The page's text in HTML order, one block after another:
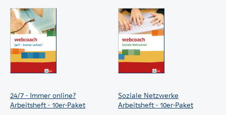
24/7 - Immer online?
Arbeitsheft - 10er-Paket
Soziale Netzwerke
Arbeitsheft - 10er-Paket